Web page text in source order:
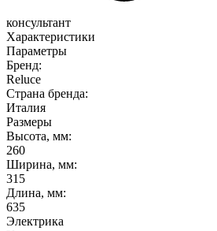
консультант
Характеристики
Параметры
Бренд:
Reluce
Страна бренда:
Италия
Размеры
Высота, мм:
260
Ширина, мм:
315
Длина, мм:
635
Электрика